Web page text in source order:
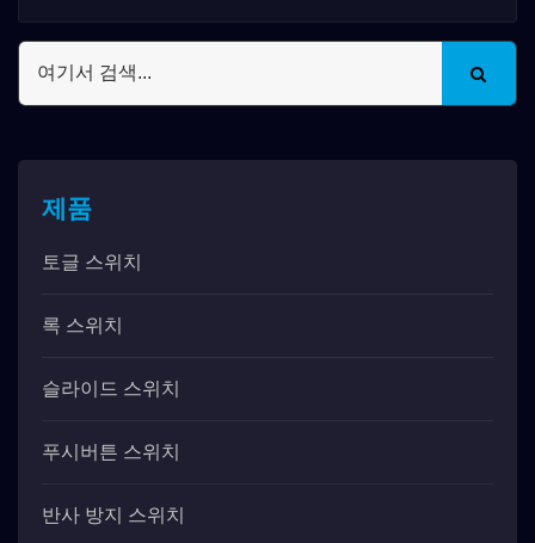
제품
토글 스위치
록 스위치
슬라이드 스위치
푸시버튼 스위치
반사 방지 스위치